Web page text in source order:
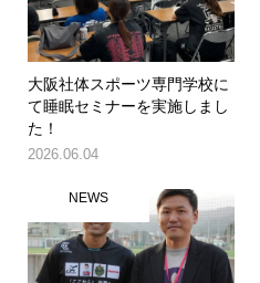
大阪社体スポーツ専門学校に
て睡眠セミナーを実施しまし
た！
2026.06.04
NEWS